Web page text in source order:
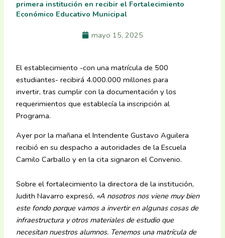
primera institución en recibir el Fortalecimiento
Económico Educativo Municipal
mayo 15, 2025
El establecimiento -con una matrícula de 500
estudiantes- recibirá 4.000.000 millones para
invertir, tras cumplir con la documentación y los
requerimientos que establecía la inscripción al
Programa.
Ayer por la mañana el Intendente Gustavo Aguilera
recibió en su despacho a autoridades de la Escuela
Camilo Carballo y en la cita signaron el Convenio.
Sobre el fortalecimiento la directora de la institución,
Judith Navarro expresó, «A nosotros nos viene muy bien
este fondo porque vamos a invertir en algunas cosas de
infraestructura y otros materiales de estudio que
necesitan nuestros alumnos. Tenemos una matrícula de